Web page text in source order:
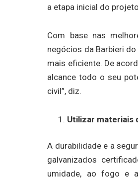
a etapa inicial do
Com base nas
negócios da Barbieri
mais eficiente. De
alcance todo o seu
civil”, diz.
Utilizar materiais
A durabilidade e a
galvanizados
umidade, ao fogo e